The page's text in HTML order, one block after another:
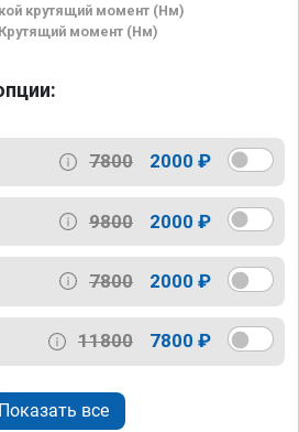
крутящий момент (Нм)
момент (Нм)
7800 2000 ₽
9800 2000 ₽
7800 2000 ₽
11800 7800 ₽
Показать все